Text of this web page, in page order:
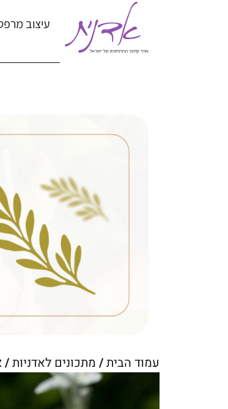
עיצוב
עמוד הבית/ מתכונים לאדניות/